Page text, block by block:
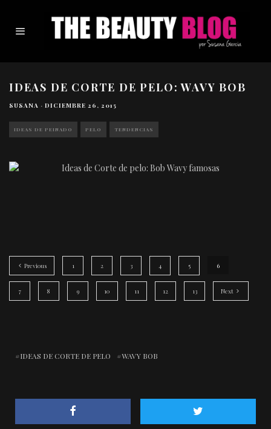
IDEAS DE CORTE DE PELO: WAVY BOB
SUSANA · DICIEMBRE 26, 2015
IDEAS DE PEINADO PELO TENDENCIAS
Previous 1 2 3 4 5 6
7 8 9 10 11 12 13 Next
IDEAS DE CORTE DE PELO WAVY BOB